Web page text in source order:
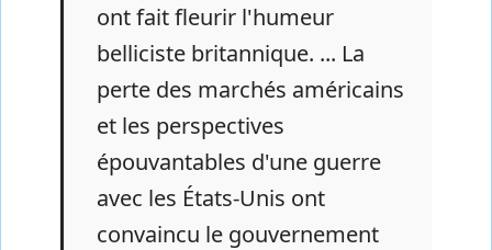
ont fait fleurir l'humeur
belliciste britannique. ... La
perte des marchés américains
et les perspectives
épouvantables d'une guerre
avec les États-Unis ont
convaincu le gouvernement